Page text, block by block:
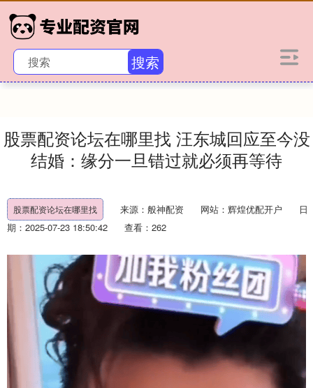
搜索
股票配资论坛在哪里找 汪东城回应至今没
结婚：缘分一旦错过就必须再等待
股票配资论坛在哪里找 来源：般神配资 网站：辉煌优配开户
日
期：2025-07-23 18:50:42
查看：262